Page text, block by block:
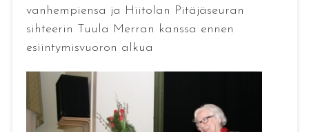
vanhempiensa ja Hiitolan Pitäjäseuran
sihteerin Tuula Merran kanssa ennen
esiintymisvuoron alkua